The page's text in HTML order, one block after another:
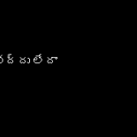
లేదా